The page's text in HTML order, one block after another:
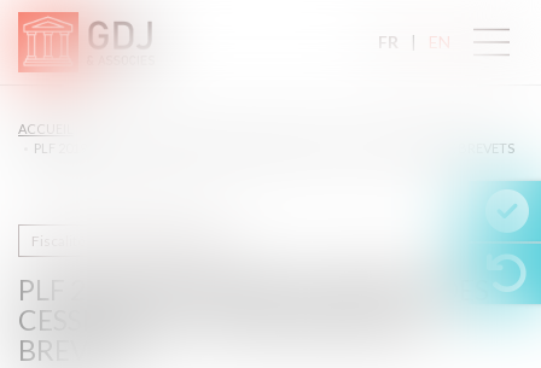
FR EN
ACCUEIL
PLF 2019 : RÉFORME DU RÉGIME DES CESSIONS ET CONCESSIONS DE BREVETS
PLF 2019 : RÉFORME DU RÉGIME DES
CESSIONS ET CONCESSIONS DE
BREVETS
Fiscalité des professionnels